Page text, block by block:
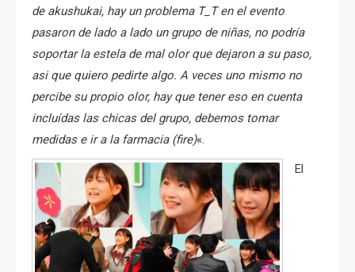
de akushukai, hay un problema T_T en el evento
pasaron de lado a lado un grupo de niñas, no podría
soportar la estela de mal olor que dejaron a su paso,
asi que quiero pedirte algo. A veces uno mismo no
percibe su propio olor, hay que tener eso en cuenta
incluídas las chicas del grupo, debemos tomar
medidas e ir a la farmacia (fire)«.
El